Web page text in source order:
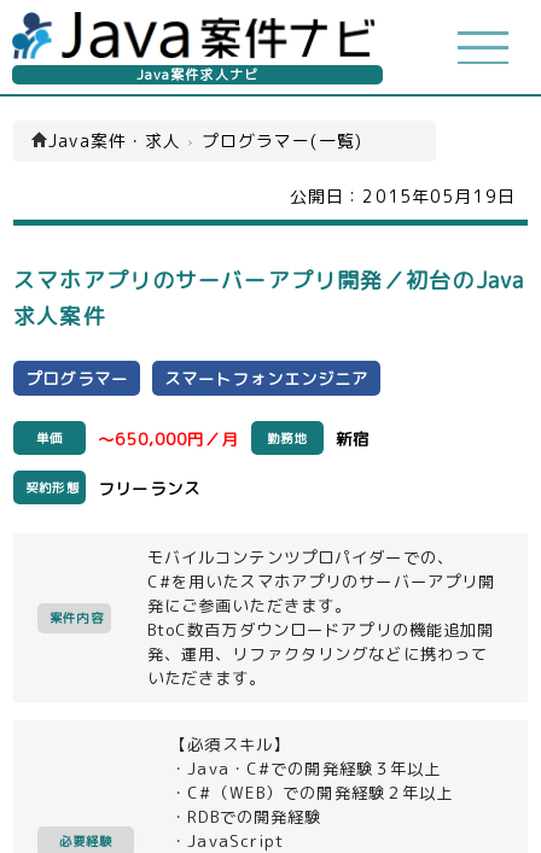
Java案件求人ナビ
Java案件・求人 › プログラマー(一覧)
公開日： 2015年05月19日
スマホアプリのサーバーアプリ開発／初台のJava
求人案件
プログラマー スマートフォンエンジニア
単価 ～650,000円／月 勤務地 新宿
契約形態 フリーランス
案件内容
モバイルコンテンツプロパイダーでの、
C#を用いたスマホアプリのサーバーアプリ開
発にご参画いただきます。
BtoC数百万ダウンロードアプリの機能追加開
発、運用、リファクタリングなどに携わって
いただきます。
必要経験
【必須スキル】
・Java・C#での開発経験３年以上
・C#（WEB）での開発経験２年以上
・RDBでの開発経験
・JavaScript